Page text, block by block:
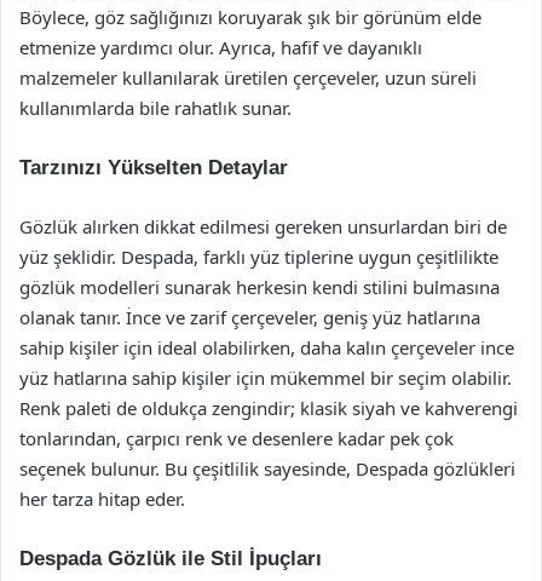
Böylece, göz sağlığınızı koruyarak şık bir görünüm elde
etmenize yardımcı olur. Ayrıca, hafif ve dayanıklı
malzemeler kullanılarak üretilen çerçeveler, uzun süreli
kullanımlarda bile rahatlık sunar.
Tarzınızı Yükselten Detaylar
Gözlük alırken dikkat edilmesi gereken unsurlardan biri de
yüz şeklidir. Despada, farklı yüz tiplerine uygun çeşitlilikte
gözlük modelleri sunarak herkesin kendi stilini bulmasına
olanak tanır. İnce ve zarif çerçeveler, geniş yüz hatlarına
sahip kişiler için ideal olabilirken, daha kalın çerçeveler ince
yüz hatlarına sahip kişiler için mükemmel bir seçim olabilir.
Renk paleti de oldukça zengindir; klasik siyah ve kahverengi
tonlarından, çarpıcı renk ve desenlere kadar pek çok
seçenek bulunur. Bu çeşitlilik sayesinde, Despada gözlükleri
her tarza hitap eder.
Despada Gözlük ile Stil İpuçları